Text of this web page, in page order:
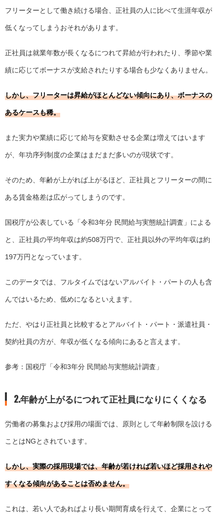
フリーターとして働き続ける場合、正社員の人に比べて生涯年収が
低くなってしまうおそれがあります。
正社員は就業年数が長くなるにつれて昇給が行われたり、季節や業
績に応じてボーナスが支給されたりする場合も少なくありません。
しかし、フリーターは昇給がほとんどない傾向にあり、ボーナスの
あるケースも稀。
また実力や業績に応じて給与を変動させる企業は増えてはいます
が、年功序列制度の企業はまだまだ多いのが現状です。
そのため、年齢が上がれば上がるほど、正社員とフリーターの間に
ある賃金格差は広がってしまうのです。
国税庁が公表している「令和3年分 民間給与実態統計調査 」による
と、正社員の平均年収は約508万円で、正社員以外の平均年収は約
197万円となっています。
このデータでは、フルタイムではないアルバイト・パートの人も含
んではいるため、低めになるといえます。
ただ、やはり正社員と比較するとアルバイト・パート・派遣社員・
契約社員の方が、年収が低くなる傾向にあると言えます。
参考：国税庁「令和3年分 民間給与実態統計調査 」
2.年齢が上がるにつれて正社員になりにくくなる
労働者の募集および採用の場面では、原則として年齢制限を設ける
ことはNGとされています。
しかし、実際の採用現場では、年齢が若ければ若いほど採用されや
すくなる傾向があることは否めません。
これは、若い人であればより長い期間育成を行えて、企業にとって